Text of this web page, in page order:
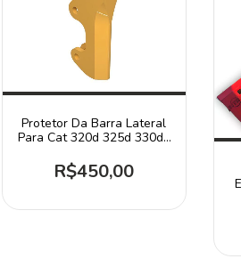
Protetor Da Barra Lateral
Para Cat 320d 325d 330d /
R$450,00